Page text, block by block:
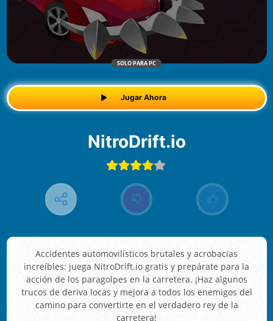
SOLO PARA PC
Jugar Ahora
NitroDrift.io
Accidentes automovilísticos brutales y acrobacias
increíbles: juega NitroDrift.io gratis y prepárate para la
acción de los paragolpes en la carretera. ¡Haz algunos
trucos de deriva locas y mejora a todos los enemigos del
camino para convertirte en el verdadero rey de la
carretera!